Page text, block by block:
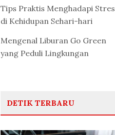
Tips Praktis Menghadapi Stres
di Kehidupan Sehari-hari
Mengenal Liburan Go Green
yang Peduli Lingkungan
DETIK TERBARU